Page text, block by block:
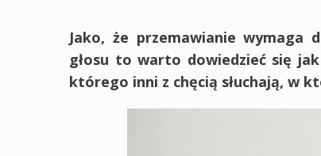
Jako, że przemawianie wymaga
głosu to warto dowiedzieć się
którego inni z chęcią słuchają, w